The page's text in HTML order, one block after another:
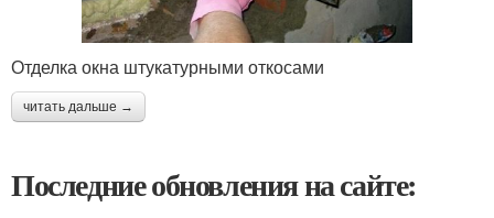
Отделка окна штукатурными откосами
читать дальше →
Последние обновления на сайте: